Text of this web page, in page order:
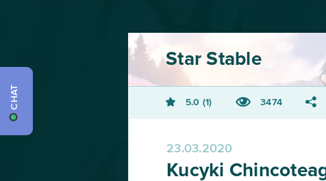
Star Stable
5.0 1 3474
23.03.2020
Kucyki
CHAT